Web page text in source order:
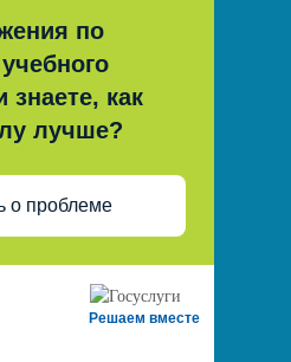
по
знаете, как
лучше?
о проблеме
Решаем вместе